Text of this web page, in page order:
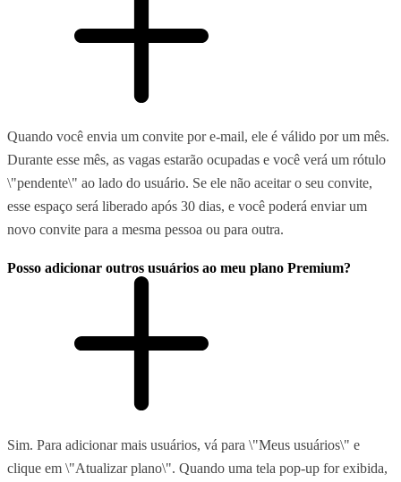
Quando você envia um convite por e-mail, ele é válido por um mês.
Durante esse mês, as vagas estarão ocupadas e você verá um rótulo
\"pendente\" ao lado do usuário. Se ele não aceitar o seu convite,
esse espaço será liberado após 30 dias, e você poderá enviar um
novo convite para a mesma pessoa ou para outra.
Posso adicionar outros usuários ao meu plano Premium?
Sim. Para adicionar mais usuários, vá para \"Meus usuários\" e
clique em \"Atualizar plano\". Quando uma tela pop-up for exibida,